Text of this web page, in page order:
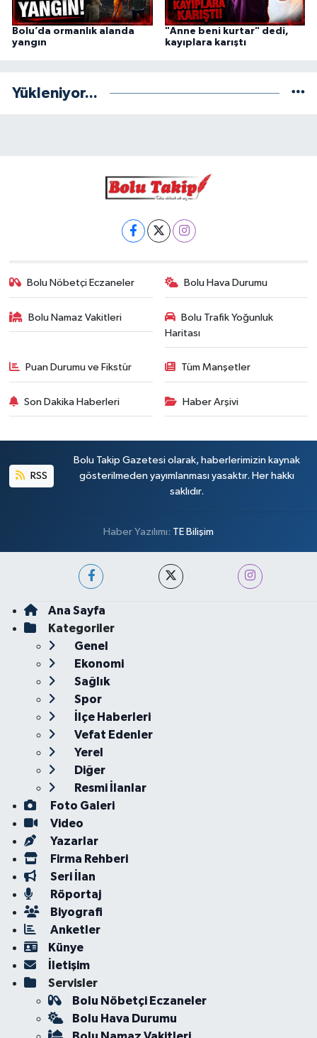
Bolu’da ormanlık alanda
yangın
"Anne beni kurtar" dedi,
kayıplara karıştı
Yükleniyor...
Bolu Nöbetçi Eczaneler Bolu Hava Durumu
Bolu Namaz Vakitleri
Bolu Trafik Yoğunluk
Haritası
Puan Durumu ve Fikstür Tüm Manşetler
Son Dakika Haberleri Haber Arşivi
RSS
Bolu Takip Gazetesi olarak, haberlerimizin kaynak
gösterilmeden yayımlanması yasaktır. Her hakkı
saklıdır.
Haber Yazılımı: TE Bilişim
Ana Sayfa
Kategoriler
Genel
Ekonomi
Sağlık
Spor
İlçe Haberleri
Vefat Edenler
Yerel
Diğer
Resmi İlanlar
Foto Galeri
Video
Yazarlar
Firma Rehberi
Seri İlan
Röportaj
Biyografi
Anketler
Künye
İletişim
Servisler
Bolu Nöbetçi Eczaneler
Bolu Hava Durumu